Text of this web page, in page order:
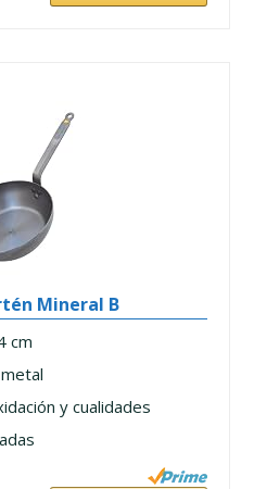
Mineral B
cm
y cualidades